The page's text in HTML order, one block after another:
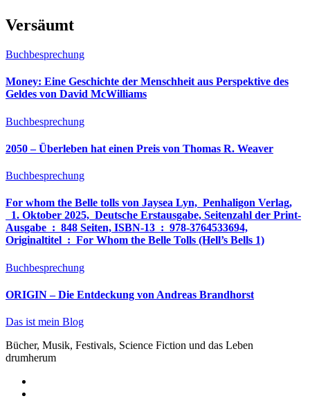
Versäumt
Buchbesprechung
Money: Eine Geschichte der Menschheit aus Perspektive des
Geldes von David McWilliams
Buchbesprechung
2050 – Überleben hat einen Preis von Thomas R. Weaver
Buchbesprechung
For whom the Belle tolls von Jaysea Lyn, ‎ Penhaligon Verlag,
‎ 1. Oktober 2025, ‎ Deutsche Erstausgabe, Seitenzahl der Print-
Ausgabe ‏ : ‎ 848 Seiten, ISBN-13 ‏ : ‎ 978-3764533694,
Originaltitel ‏ : ‎ For Whom the Belle Tolls (Hell’s Bells 1)
Buchbesprechung
ORIGIN – Die Entdeckung von Andreas Brandhorst
Das ist mein Blog
Bücher, Musik, Festivals, Science Fiction und das Leben
drumherum